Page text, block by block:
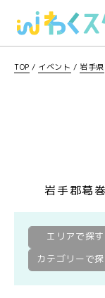
TOP / イベント / 岩手県
岩手郡葛
エリアで探す
カテゴリーで